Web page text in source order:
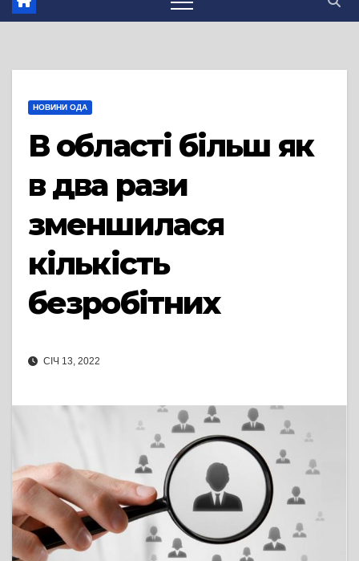
НОВИНИ ОДА
В області більш як
в два рази
зменшилася
кількість
безробітних
СІЧ 13, 2022